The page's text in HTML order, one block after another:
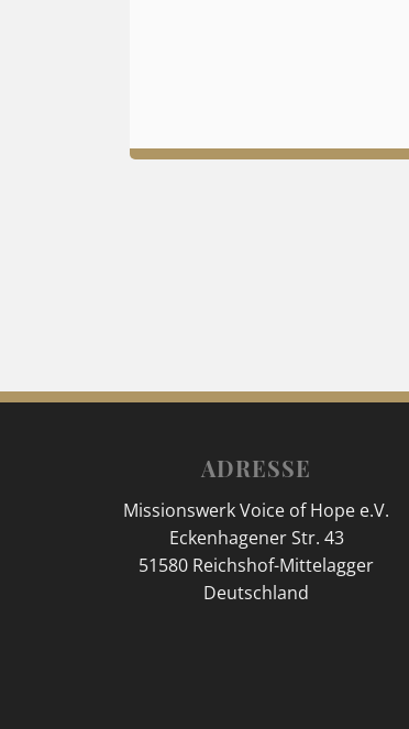
ADRESSE
Missionswerk Voice of Hope e.V.
Eckenhagener Str. 43
51580 Reichshof-Mittelagger
Deutschland